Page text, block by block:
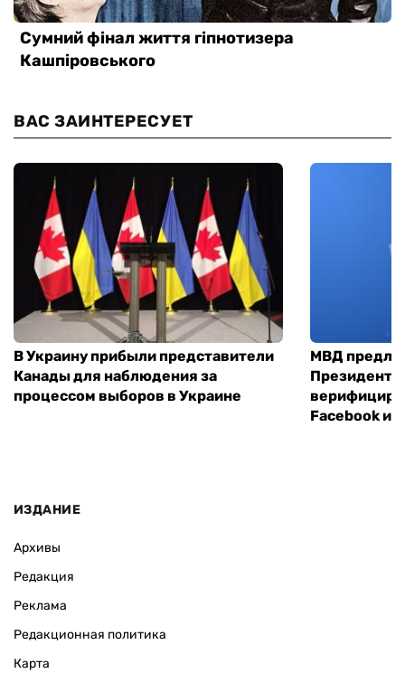
ВАС ЗАИНТЕРЕСУЕТ
В Украину прибыли представители
Канады для наблюдения за
процессом выборов в Украине
МВД
Facebook и
ИЗДАНИЕ
Архивы
Редакция
Реклама
Редакционная политика
Карта